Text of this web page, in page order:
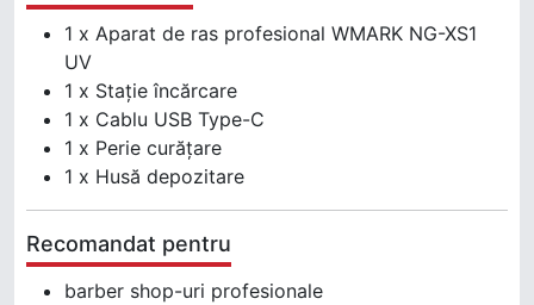
1 x Aparat de ras profesional WMARK NG-XS1
UV
1 x Stație încărcare
1 x Cablu USB Type-C
1 x Perie curățare
1 x Husă depozitare
Recomandat pentru
barber shop-uri profesionale